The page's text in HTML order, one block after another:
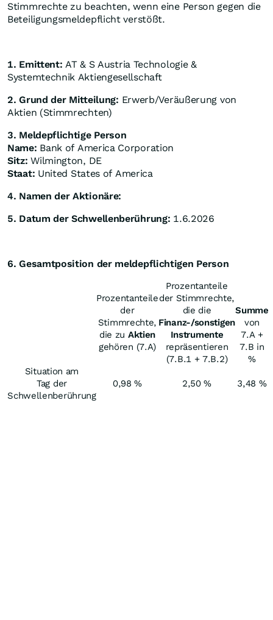
Stimmrechte zu beachten, wenn eine Person gegen die
Beteiligungsmeldepflicht verstößt.
1. Emittent: AT & S Austria Technologie &
Systemtechnik Aktiengesellschaft
2. Grund der Mitteilung: Erwerb/Veräußerung von
Aktien (Stimmrechten)
3. Meldepflichtige Person
Name: Bank of America Corporation
Sitz: Wilmington, DE
Staat: United States of America
4. Namen der Aktionäre:
5. Datum der Schwellenberührung: 1.6.2026
6. Gesamtposition der meldepflichtigen Person
Prozentanteile
der
Stimmrechte,
die zu Aktien
gehören (7.A)
Prozentanteile
der Stimmrechte,
die die
Finanz-/sonstigen
Instrumente
repräsentieren
(7.B.1 + 7.B.2)
Summe
von
7.A +
7.B in
%
Situation am
Tag der
Schwellenberührung
0,98 % 2,50 % 3,48 %